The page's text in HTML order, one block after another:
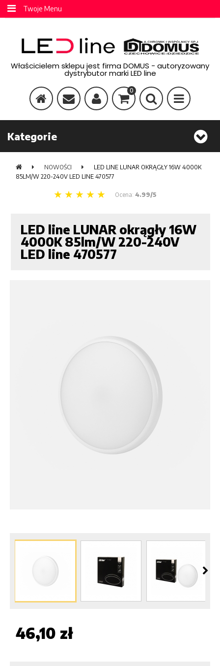
Twoje Menu
Właścicielem sklepu jest firma DOMUS - autoryzowany
dystrybutor marki LED line
0
Kategorie
NOWOŚCI
LED LINE LUNAR OKRĄGŁY 16W 4000K
85LM/W 220-240V LED LINE 470577
Ocena: 4.99/5
LED line LUNAR okrągły 16W
4000K 85lm/W 220-240V
LED line 470577
46,10 zł